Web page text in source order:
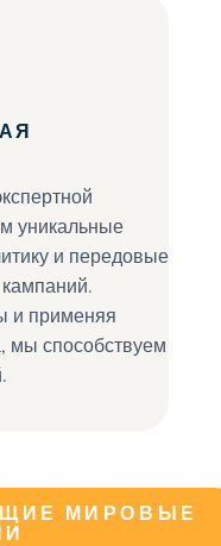
уникальные
и передовые
и применяя
мы способствуем
МИРОВЫЕ